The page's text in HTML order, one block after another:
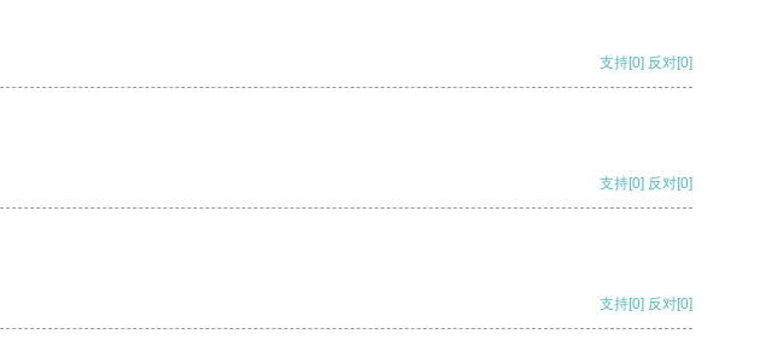
支持[0] 反对[0]
支持[0] 反对[0]
支持[0] 反对[0]